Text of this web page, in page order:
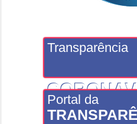
Transparência
Portal da